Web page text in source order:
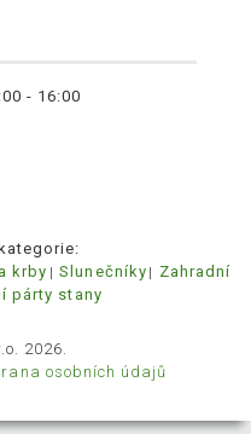
- 16:00
krby Slunečníky
Zahradní
párty stany
2026.
osobních údajů